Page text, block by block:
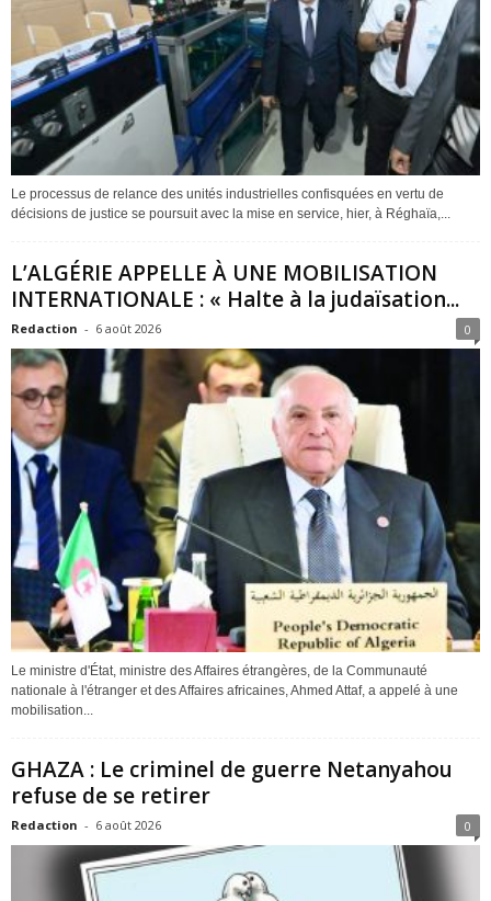
Le processus de relance des unités industrielles confisquées en vertu de
décisions de justice se poursuit avec la mise en service, hier, à Réghaïa,...
L’ALGÉRIE APPELLE À UNE MOBILISATION
INTERNATIONALE : « Halte à la judaïsation...
Redaction - 6 août 2026 0
Le ministre d'État, ministre des Affaires étrangères, de la Communauté
nationale à l'étranger et des Affaires africaines, Ahmed Attaf, a appelé à une
mobilisation...
GHAZA : Le criminel de guerre Netanyahou
refuse de se retirer
Redaction - 6 août 2026 0